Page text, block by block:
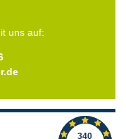
uns auf: